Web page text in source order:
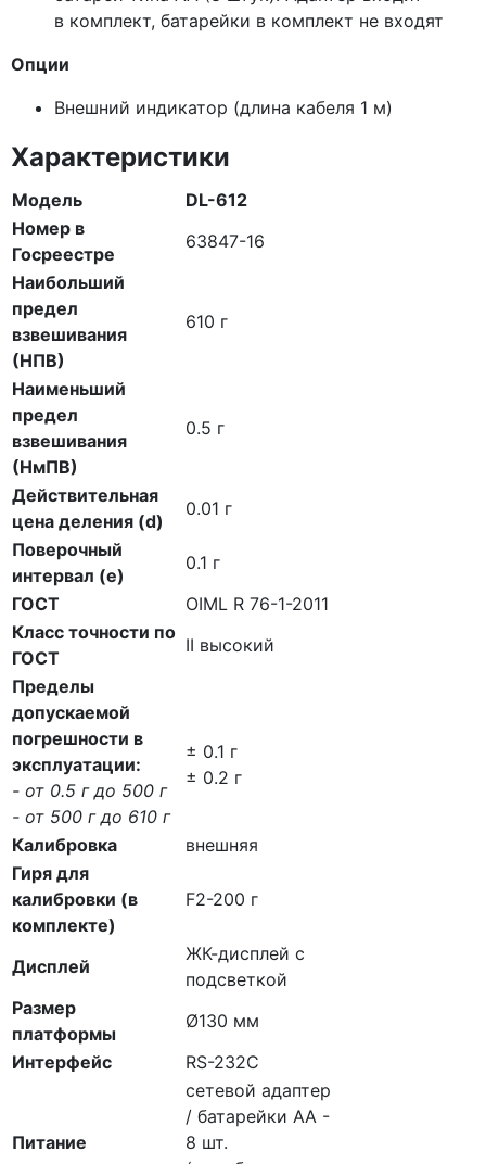
в комплект, батарейки в комплект не входят
Опции
Внешний индикатор (длина кабеля 1 м)
Характеристики
Модель
DL-612
Номер в
Госреестре
63847-16
Наибольший
предел
взвешивания
(НПВ)
610 г
Наименьший
предел
взвешивания
(НмПВ)
0.5 г
Действительная
цена деления (d)
0.01 г
Поверочный
интервал (е)
0.1 г
ГОСТ
OIML R 76-1-2011
Класс точности по
ГОСТ
II высокий
Пределы
допускаемой
погрешности в
эксплуатации:
- от 0.5 г до 500 г
- от 500 г до 610 г
± 0.1 г
± 0.2 г
Калибровка
внешняя
Гиря для
калибровки (в
комплекте)
F2-200 г
Дисплей
ЖК-дисплей с
подсветкой
Размер
платформы
Ø130 мм
Интерфейс
RS-232C
Питание
сетевой адаптер
/ батарейки АА -
8 шт.